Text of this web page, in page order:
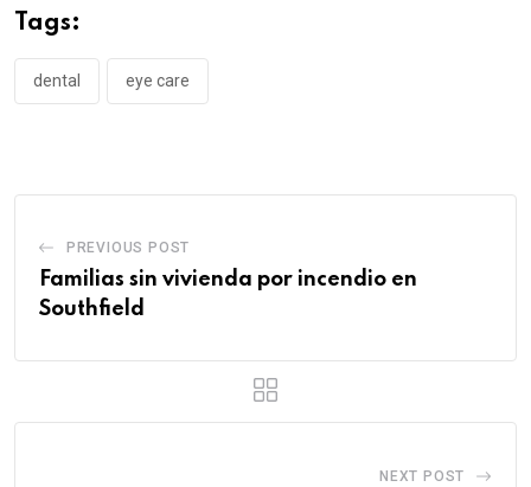
Tags:
dental eye care
PREVIOUS POST
Familias sin vivienda por incendio en
Southfield
NEXT POST